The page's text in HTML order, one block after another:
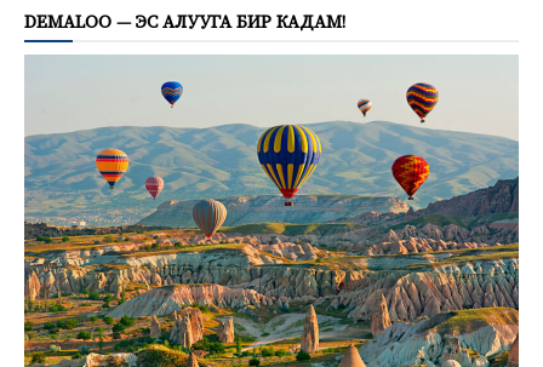
DEMALOO — ЭС АЛУУГА БИР КАДАМ!